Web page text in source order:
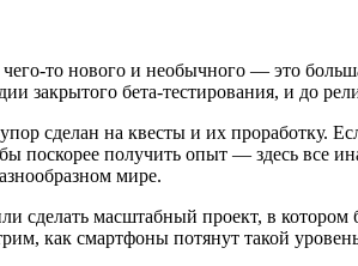
то нового и необычного — это
закрытого бета-тестирования, и до
сделан на квесты и их проработку.
поскорее получить опыт — здесь все
мире.
сделать масштабный проект, в
как смартфоны потянут такой